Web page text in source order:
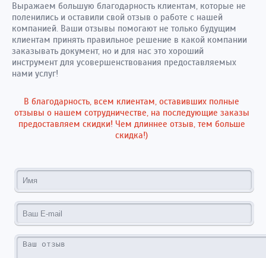
Выражаем большую благодарность клиентам, которые не
поленились и оставили свой отзыв о работе с нашей
компанией. Ваши отзывы помогают не только будущим
клиентам принять правильное решение в какой компании
заказывать документ, но и для нас это хороший
инструмент для усовершенствования предоставляемых
нами услуг!
В благодарность, всем клиентам, оставивших полные
отзывы о нашем сотрудничестве, на последующие заказы
предоставляем скидки! Чем длиннее отзыв, тем больше
скидка!)